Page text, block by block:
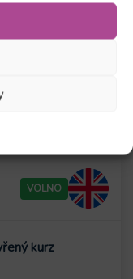
VOLNO
kurz